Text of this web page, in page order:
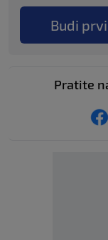
Budi
Pratite